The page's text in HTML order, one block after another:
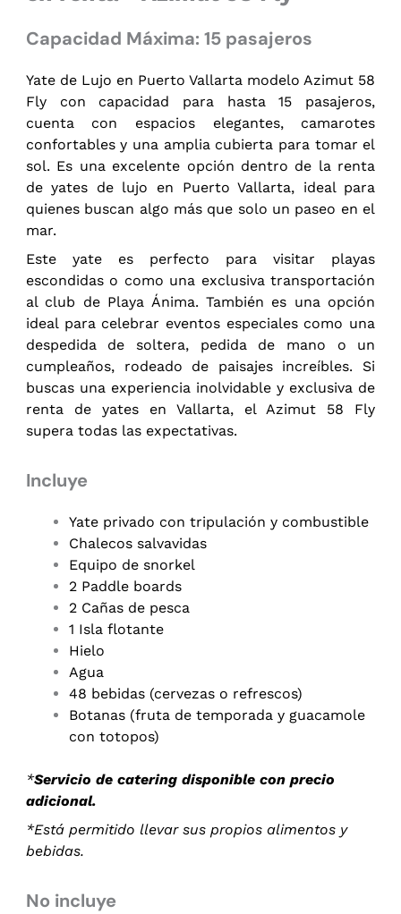
Capacidad Máxima: 15 pasajeros
Yate de Lujo en Puerto Vallarta modelo Azimut 58
Fly con capacidad para hasta 15 pasajeros,
cuenta con espacios elegantes, camarotes
confortables y una amplia cubierta para tomar el
sol. Es una excelente opción dentro de la renta
de yates de lujo en Puerto Vallarta, ideal para
quienes buscan algo más que solo un paseo en el
mar.
Este yate es perfecto para visitar playas
escondidas o como una exclusiva transportación
al club de Playa Ánima. También es una opción
ideal para celebrar eventos especiales como una
despedida de soltera, pedida de mano o un
cumpleaños, rodeado de paisajes increíbles. Si
buscas una experiencia inolvidable y exclusiva de
renta de yates en Vallarta, el Azimut 58 Fly
supera todas las expectativas.
Incluye
Yate privado con tripulación y combustible
Chalecos salvavidas
Equipo de snorkel
2 Paddle boards
2 Cañas de pesca
1 Isla flotante
Hielo
Agua
48 bebidas (cervezas o refrescos)
Botanas (fruta de temporada y guacamole
con totopos)
*Servicio de catering disponible con precio
adicional.
*Está permitido llevar sus propios alimentos y
bebidas.
No incluye